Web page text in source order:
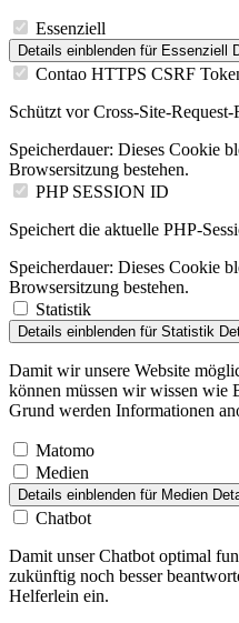
Essenziell
Details einblenden für Essenziell
Contao HTTPS CSRF
Schützt vor Cross-Site-
Speicherdauer: Dieses Cookie
Browsersitzung bestehen.
PHP SESSION ID
Speichert die aktuelle PHP-
Speicherdauer: Dieses Cookie
Browsersitzung bestehen.
Statistik
Details einblenden für Statistik
Damit wir unsere Website
können müssen wir wissen wie
Grund werden Informationen
Matomo
Medien
Details einblenden für Medien
Chatbot
Damit unser Chatbot optimal
zukünftig noch besser
Helferlein ein.